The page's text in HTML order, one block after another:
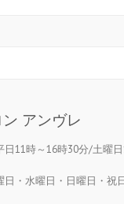
アンヴレ
日11時～16時30分/土曜
日・水曜日・日曜日・祝